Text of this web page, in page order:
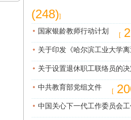
(248)]
国家银龄教师行动计划 [
关于印发《哈尔滨工业大学
关于设置退休职工联络员的
中共教育部党组文件 [
中国关心下一代工作委员会